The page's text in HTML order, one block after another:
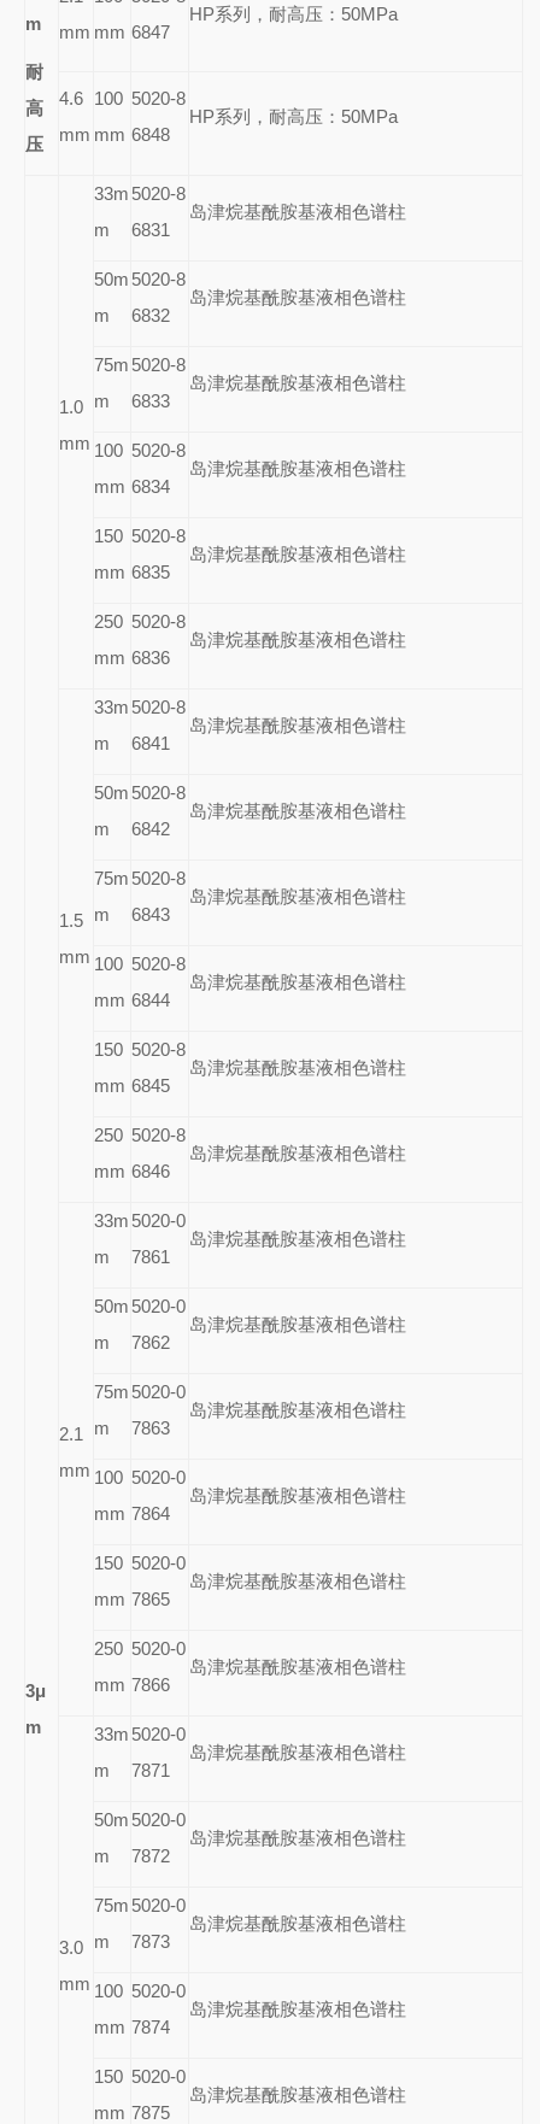
m
耐
高
压
mm mm 6847
HP系列，耐高压：50MPa
4.6
mm
100
mm
5020-8
6848
HP系列，耐高压：50MPa
3μ
m
1.0
mm
33m
m
5020-8
6831
岛津烷基酰胺基液相色谱柱
50m
m
5020-8
6832
岛津烷基酰胺基液相色谱柱
75m
m
5020-8
6833
岛津烷基酰胺基液相色谱柱
100
mm
5020-8
6834
岛津烷基酰胺基液相色谱柱
150
mm
5020-8
6835
岛津烷基酰胺基液相色谱柱
250
mm
5020-8
6836
岛津烷基酰胺基液相色谱柱
1.5
mm
33m
m
5020-8
6841
岛津烷基酰胺基液相色谱柱
50m
m
5020-8
6842
岛津烷基酰胺基液相色谱柱
75m
m
5020-8
6843
岛津烷基酰胺基液相色谱柱
100
mm
5020-8
6844
岛津烷基酰胺基液相色谱柱
150
mm
5020-8
6845
岛津烷基酰胺基液相色谱柱
250
mm
5020-8
6846
岛津烷基酰胺基液相色谱柱
2.1
mm
33m
m
5020-0
7861
岛津烷基酰胺基液相色谱柱
50m
m
5020-0
7862
岛津烷基酰胺基液相色谱柱
75m
m
5020-0
7863
岛津烷基酰胺基液相色谱柱
100
mm
5020-0
7864
岛津烷基酰胺基液相色谱柱
150
mm
5020-0
7865
岛津烷基酰胺基液相色谱柱
250
mm
5020-0
7866
岛津烷基酰胺基液相色谱柱
3.0
mm
33m
m
5020-0
7871
岛津烷基酰胺基液相色谱柱
50m
m
5020-0
7872
岛津烷基酰胺基液相色谱柱
75m
m
5020-0
7873
岛津烷基酰胺基液相色谱柱
100
mm
5020-0
7874
岛津烷基酰胺基液相色谱柱
150
mm
5020-0
7875
岛津烷基酰胺基液相色谱柱